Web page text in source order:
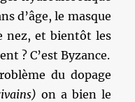
d’âge, le masque
nez, et bientôt les
? C’est Byzance.
du dopage
on a bien le